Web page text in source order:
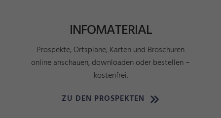
INFOMATERIAL
Prospekte, Ortspläne, Karten und Broschüren
online anschauen, downloaden oder bestellen –
kostenfrei.
ZU DEN PROSPEKTEN